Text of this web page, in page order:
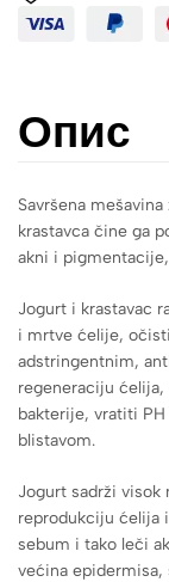
Опис
Savršena
krastavca čine ga
akni i
Jogurt i krastavac
i mrtve ćelije,
adstringentnim,
regeneraciju
bakterije, vratiti
blistavom.
Jogurt sadrži visok
reprodukciju ćelija
sebum i tako leči
većina epidermisa,